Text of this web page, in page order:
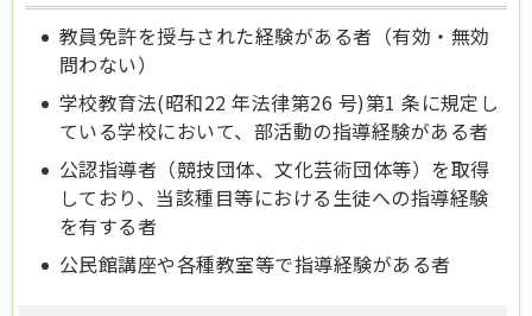
教員免許を授与された経験がある者（有効・無効
問わない）
学校教育法(昭和22 年法律第26 号)第1 条に規定し
ている学校において、部活動の指導経験がある者
公認指導者（競技団体、文化芸術団体等）を取得
しており、当該種目等における生徒への指導経験
を有する者
公民館講座や各種教室等で指導経験がある者